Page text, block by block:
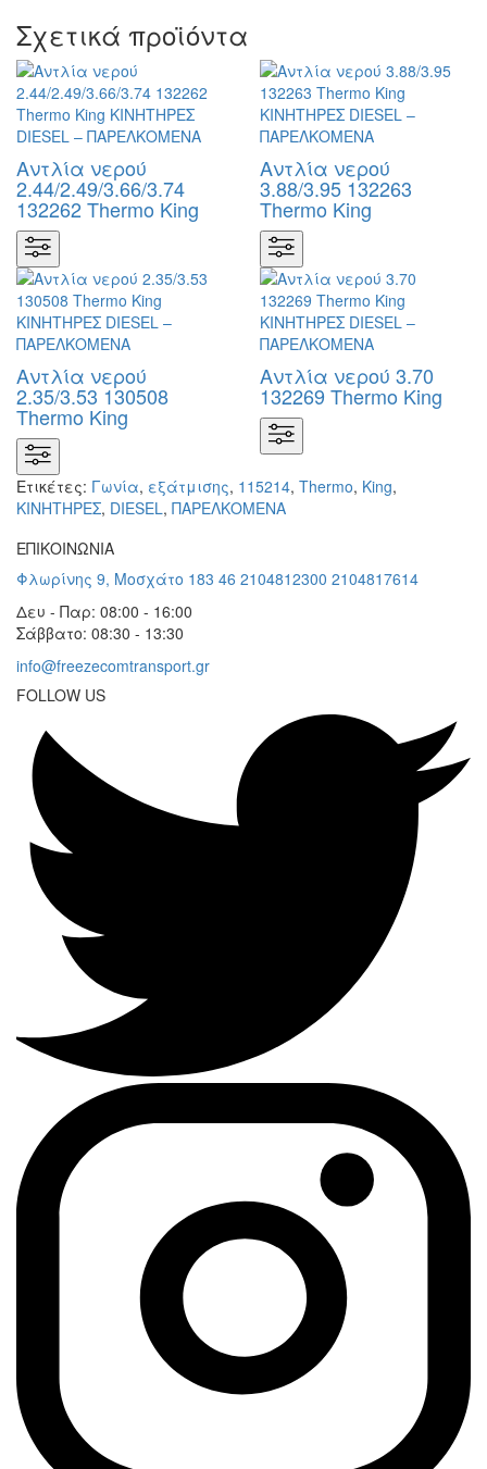
Σχετικά προϊόντα
Αντλία νερού
2.44/2.49/3.66/3.74
132262 Thermo King
Αντλία νερού
3.88/3.95 132263
Thermo King
Αντλία νερού
2.35/3.53 130508
Thermo King
Αντλία νερού 3.70
132269 Thermo King
Ετικέτες: Γωνία, εξάτμισης, 115214, Thermo, King,
KΙΝΗΤΗΡΕΣ, DIESEL, ΠΑΡΕΛΚΟΜΕΝΑ
ΕΠΙΚΟΙΝΩΝΙΑ
Φλωρίνης 9, Μοσχάτο 183 46 2104812300 2104817614
Δευ - Παρ: 08:00 - 16:00
Σάββατο: 08:30 - 13:30
info@freezecomtransport.gr
FOLLOW US